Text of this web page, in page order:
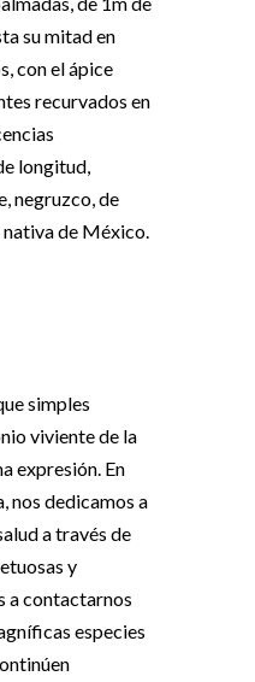
su mitad en
con el ápice
recurvados en
longitud,
negruzco, de
nativa de México.
simples
viviente de la
expresión. En
nos dedicamos a
a través de
y
a contactarnos
especies